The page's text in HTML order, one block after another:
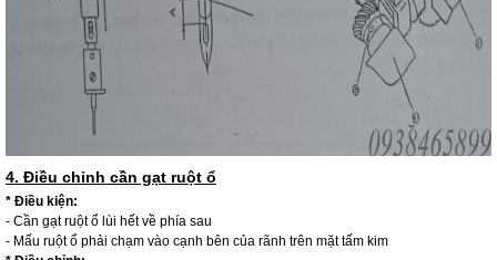
4. Điều chỉnh cần gạt ruột ổ
* Điều kiện:
- Cần gạt ruột ổ lùi hết về phía sau
- Mấu ruột ổ phải chạm vào cạnh bên của rãnh trên mặt tấm kim